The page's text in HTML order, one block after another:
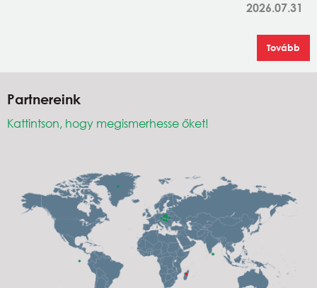
2026.07.31
Tovább
Partnereink
Kattintson, hogy megismerhesse őket!